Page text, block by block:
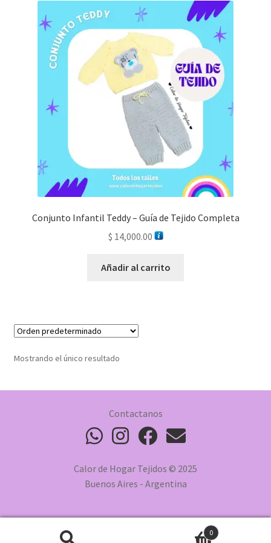
Conjunto Infantil Teddy – Guía de Tejido Completa
$ 14,000.00
Añadir al carrito
Mostrando el único resultado
Contactanos
Calor de Hogar Tejidos © 2025
Buenos Aires - Argentina
0